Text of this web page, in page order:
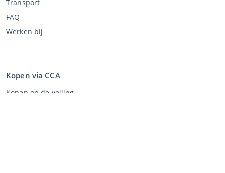
Transport
FAQ
Werken bij
Kopen via CCA
Kopen op de veiling